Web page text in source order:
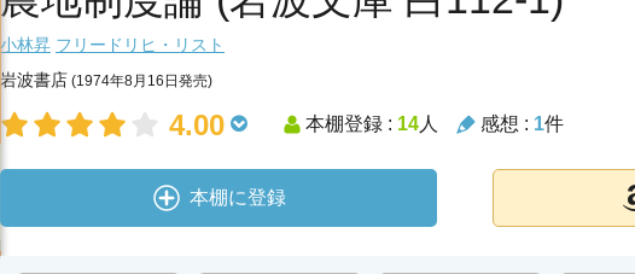
小林昇 フリードリヒ・リスト
岩波書店 (1974年8月16日発売)
4.00 本棚登録 : 14人 感想 : 1件
本棚に登録